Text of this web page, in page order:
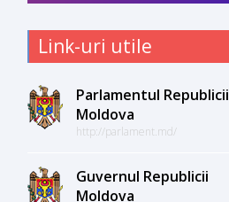
Link-uri utile
Parlamentul Republicii
Moldova
http://parlament.md/
Guvernul Republicii
Moldova